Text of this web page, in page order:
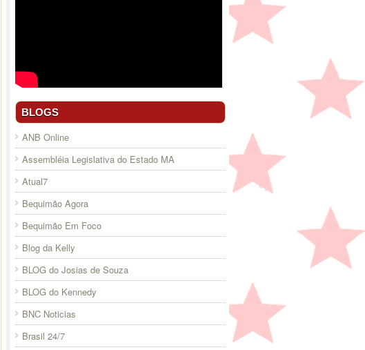
BLOGS
ANB Online
Assembléia Legislativa do Estado MA
Atual7
Bequimão Agora
Bequimão Em Foco
Blog da Kelly
BLOG do Josias de Souza
BLOG do Kennedy
BNC Noticias
Brasil 24/7